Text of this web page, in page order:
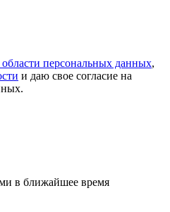
персональных данных,
и даю свое согласие на
в ближайшее время